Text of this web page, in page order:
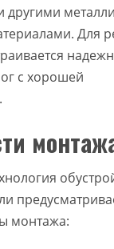
другими
Для
с хорошей
монтажа: